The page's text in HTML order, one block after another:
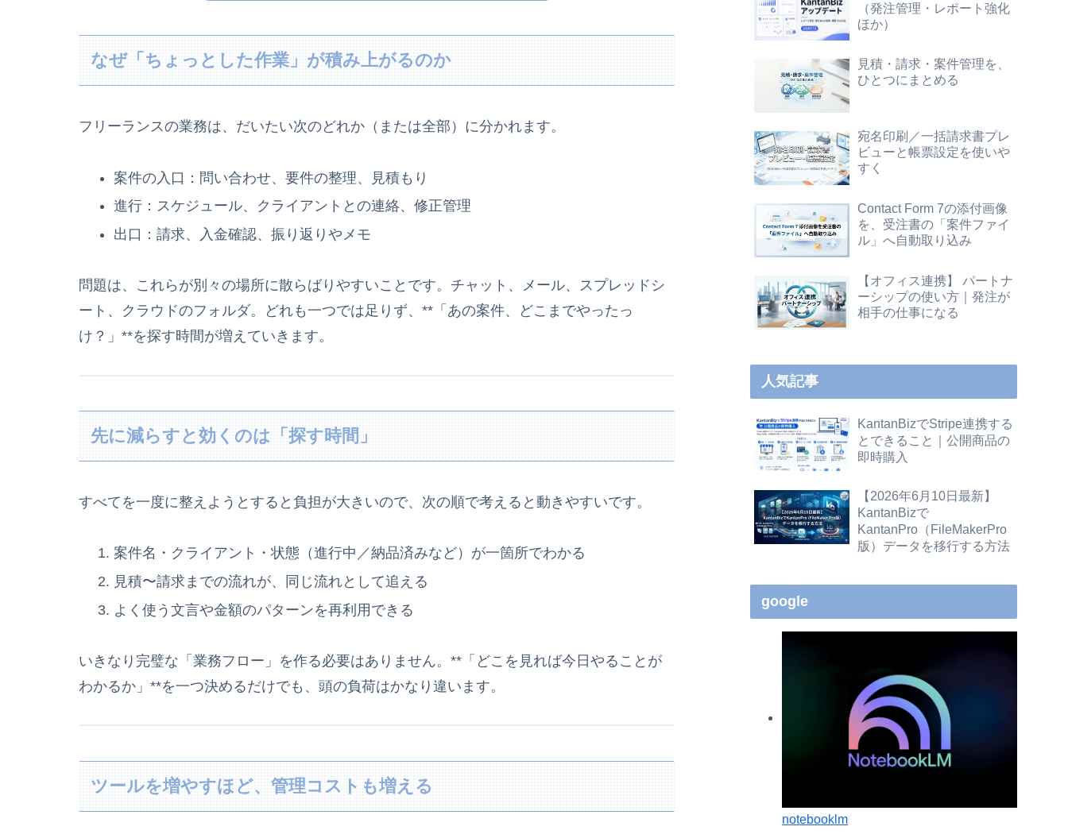
なぜ「ちょっとした作業」が積み上がるのか
フリーランスの業務は、だいたい次のどれか（または全部）に分かれます。
案件の入口：問い合わせ、要件の整理、見積もり
進行：スケジュール、クライアントとの連絡、修正管理
出口：請求、入金確認、振り返りやメモ
問題は、これらが別々の場所に散らばりやすいことです。チャット、メール、スプレッドシ
ート、クラウドのフォルダ。どれも一つでは足りず、**「あの案件、どこまでやったっ
け？」**を探す時間が増えていきます。
先に減らすと効くのは「探す時間」
すべてを一度に整えようとすると負担が大きいので、次の順で考えると動きやすいです。
案件名・クライアント・状態（進行中／納品済みなど）が一箇所でわかる
見積〜請求までの流れが、同じ流れとして追える
よく使う文言や金額のパターンを再利用できる
いきなり完璧な「業務フロー」を作る必要はありません。**「どこを見れば今日やることが
わかるか」**を一つ決めるだけでも、頭の負荷はかなり違います。
ツールを増やすほど、管理コストも増える
（発注管理・レポート強化
ほか）
見積・請求・案件管理を、
ひとつにまとめる
宛名印刷／一括請求書プレ
ビューと帳票設定を使いや
すく
Contact Form 7の添付画像
を、受注書の「案件ファイ
ル」へ自動取り込み
【オフィス連携】 パートナ
ーシップの使い方｜発注が
相手の仕事になる
人気記事
KantanBizでStripe連携する
とできること｜公開商品の
即時購入
【2026年6月10日最新】
KantanBizで
KantanPro（FileMakerPro
版）データを移行する方法
google
notebooklm